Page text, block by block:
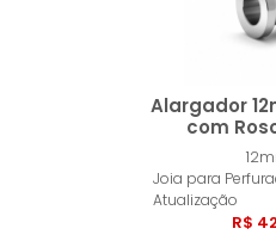
Alargador
com
Joia para
Atualização
R$